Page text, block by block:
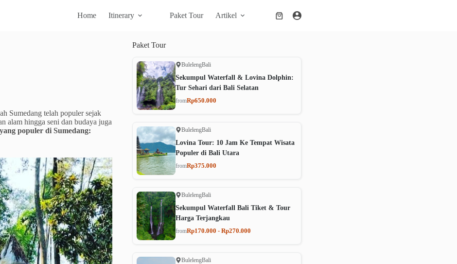
Home Itinerary Paket Tour Artikel
Shopping
Sumedang telah populer sejak
alam hingga seni dan budaya juga
populer di Sumedang:
Paket Tour
BulelengBali
Sekumpul Waterfall & Lovina Dolphin:
Tur Sehari dari Bali Selatan
fromRp650.000
BulelengBali
Lovina Tour: 10 Jam Ke Tempat Wisata
Populer di Bali Utara
fromRp375.000
BulelengBali
Sekumpul Waterfall Bali Tiket & Tour
Harga Terjangkau
fromRp170.000 - Rp270.000
BulelengBali